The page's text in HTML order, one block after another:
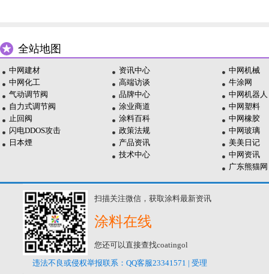
全站地图
中网建材
中网化工
气动调节阀
自力式调节阀
止回阀
闪电DDOS攻击
日本煙
资讯中心
高端访谈
品牌中心
涂业商道
涂料百科
政策法规
产品资讯
技术中心
中网机械
牛涂网
中网机器人
中网塑料
中网橡胶
中网玻璃
美美日记
中网资讯
广东熊猫网
扫描关注微信，获取涂料最新资讯
涂料在线
您还可以直接查找coatingol
违法不良或侵权举报联系：QQ客服23341571 | 受理